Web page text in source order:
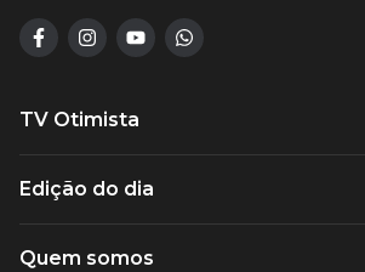
TV Otimista
Edição do dia
Quem somos